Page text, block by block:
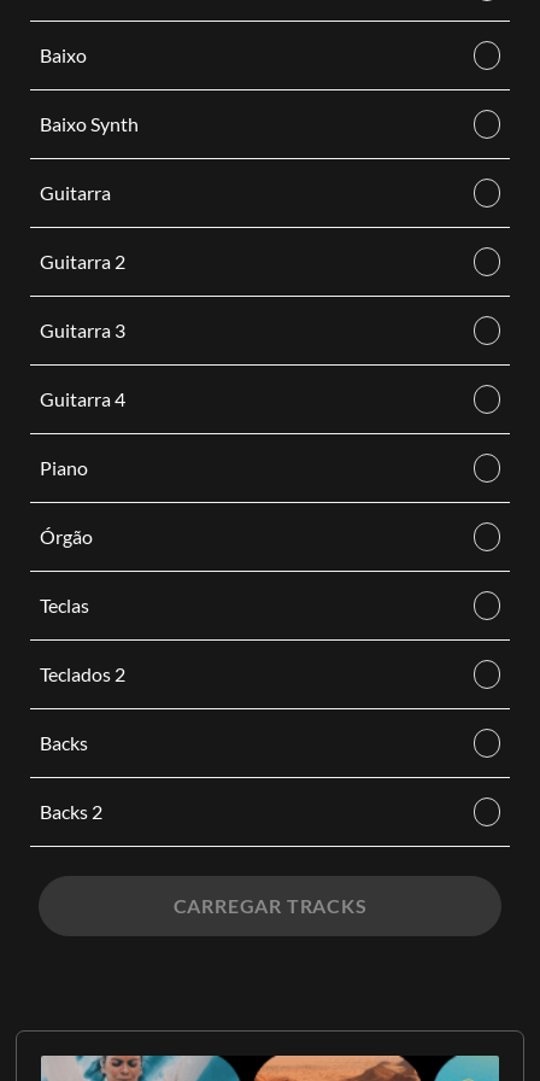
Baixo
Baixo Synth
Guitarra
Guitarra 2
Guitarra 3
Guitarra 4
Piano
Órgão
Teclas
Teclados 2
Backs
Backs 2
CARREGAR TRACKS